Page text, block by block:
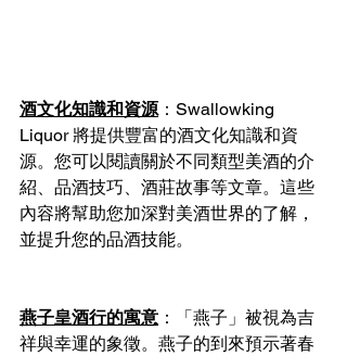
酒文化知識和資源：Swallowking
Liquor 將提供豐富的酒文化知識和資
源。您可以閱讀關於不同類型美酒的介
紹、品酒技巧、酒莊故事等文章。這些
內容將幫助您加深對美酒世界的了解，
並提升您的品酒技能。
燕子皇酒行的寓意 ：「燕子」被視為吉
祥與幸運的象徵。燕子的到來預示著春